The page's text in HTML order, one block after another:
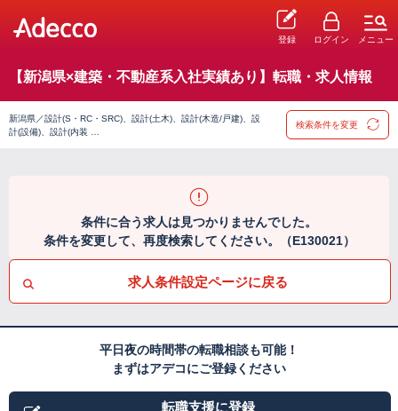
登録 ログイン メニュー
【新潟県×建築・不動産系入社実績あり】転職・求人情報
新潟県／設計(S・RC・SRC)、設計(土木)、設計(木造/戸建)、設
計(設備)、設計(内装 …
検索条件を変更
条件に合う求人は見つかりませんでした。
条件を変更して、再度検索してください。（E130021）
求人条件設定ページに戻る
平日夜の時間帯の転職相談も可能！
まずはアデコにご登録ください
転職支援に登録